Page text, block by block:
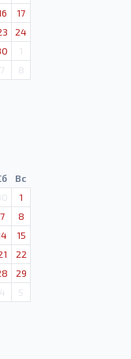
17
24
1
7 8
Вс
1
7
8
15
22
29
4 5